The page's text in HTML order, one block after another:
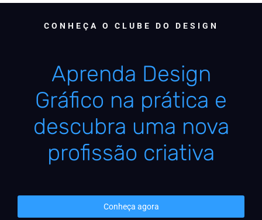
CONHEÇA O CLUBE DO DESIGN
Aprenda Design
Gráfico na prática e
descubra uma nova
profissão criativa
Conheça agora